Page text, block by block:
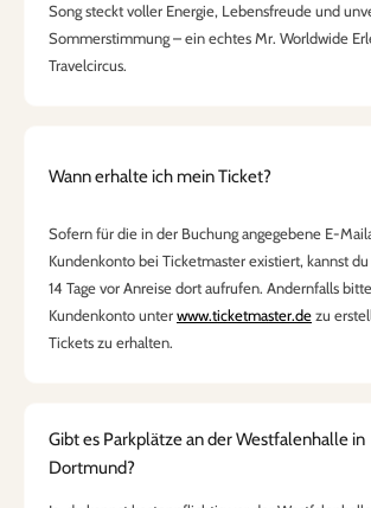
Song steckt voller Energie, Lebensfreude und
Sommerstimmung – ein echtes Mr. Worldwide
Travelcircus.
Wann erhalte ich mein Ticket?
Sofern für die in der Buchung angegebene E-
Kundenkonto bei Ticketmaster existiert, kannst du
14 Tage vor Anreise dort aufrufen. Andernfalls
Kundenkonto unterwww.ticketmaster.dezu
Tickets zu erhalten.
Gibt es Parkplätze an der Westfalenhalle in
Dortmund?